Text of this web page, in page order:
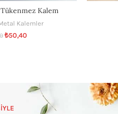
Kalem
Kalemler
₺50,40